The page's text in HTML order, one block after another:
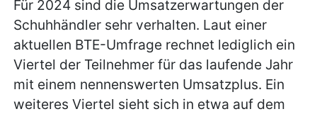
Für 2024 sind die Umsatzerwartungen der
Schuhhändler sehr verhalten. Laut einer
aktuellen BTE-Umfrage rechnet lediglich ein
Viertel der Teilnehmer für das laufende Jahr
mit einem nennenswerten Umsatzplus. Ein
weiteres Viertel sieht sich in etwa auf dem